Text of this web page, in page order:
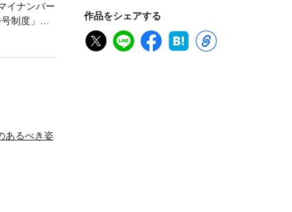
作品をシェアする
イナンバー
制度」
で制度設
議論に徹
イナンバ
ての制度
ナンバー」
あるべき姿